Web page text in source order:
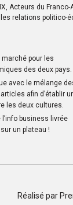
Acteurs du
relations politico-
pour les
des deux pays.
avec le mélange
afin d’établir
les deux cultures.
business livrée
un plateau !
Réalisé par